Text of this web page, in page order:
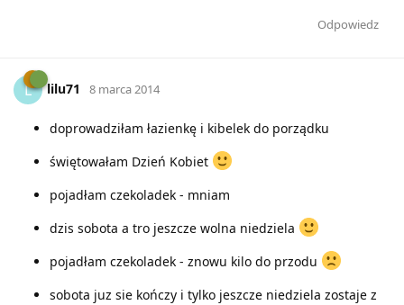
Odpowiedz
L lilu71 8 marca 2014
doprowadziłam łazienkę i kibelek do porządku
świętowałam Dzień Kobiet
pojadłam czekoladek - mniam
dzis sobota a tro jeszcze wolna niedziela
pojadłam czekoladek - znowu kilo do przodu
sobota juz sie kończy i tylko jeszcze niedziela zostaje z